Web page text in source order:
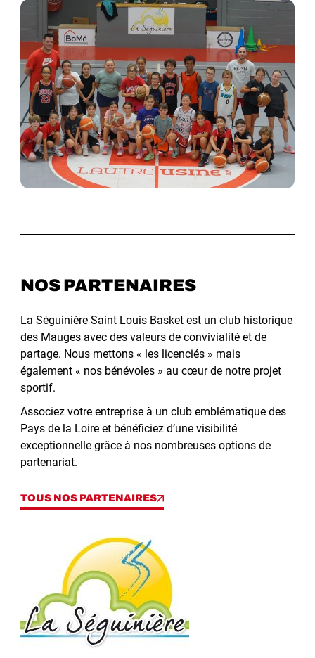
NOS PARTENAIRES
La Séguinière Saint Louis Basket est un club historique
des Mauges avec des valeurs de convivialité et de
partage. Nous mettons « les licenciés » mais
également « nos bénévoles » au cœur de notre projet
sportif.
Associez votre entreprise à un club emblématique des
Pays de la Loire et bénéficiez d’une visibilité
exceptionnelle grâce à nos nombreuses options de
partenariat.
TOUS NOS PARTENAIRES